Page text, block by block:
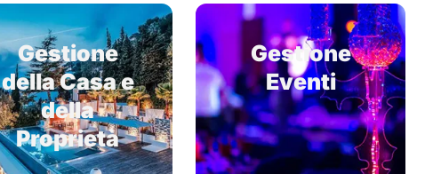
Gestione
della Casa e
della
Proprietà
Gestione
Eventi